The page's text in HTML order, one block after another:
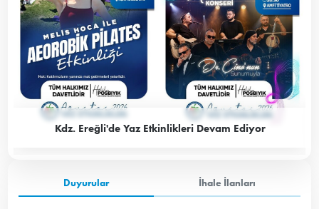
Kdz. Ereğli'de Yaz Etkinlikleri Devam Ediyor
Duyurular İhale İlanları